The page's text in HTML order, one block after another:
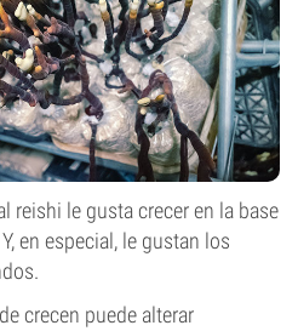
reishi le gusta crecer en la base
en especial, le gustan los
crecen puede alterar